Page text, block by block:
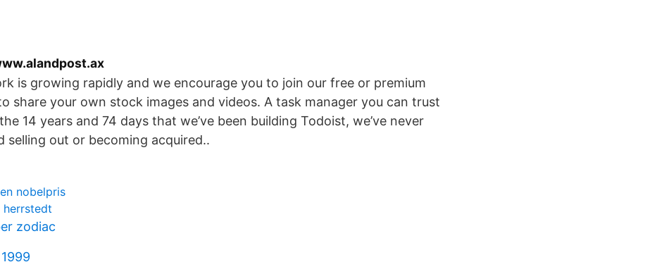
is growing rapidly and we encourage you to join our free or premium
share your own stock images and videos. A task manager you can trust
14 years and 74 days that we’ve been building Todoist, we’ve never
selling out or becoming acquired..
nobelpris
herrstedt
zodiac